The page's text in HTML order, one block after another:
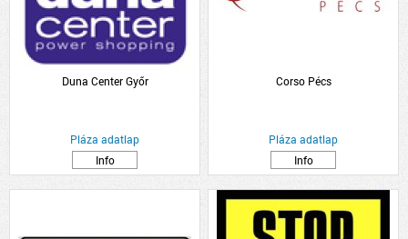
Duna Center Győr
Pláza adatlap
Info
Corso Pécs
Pláza adatlap
Info